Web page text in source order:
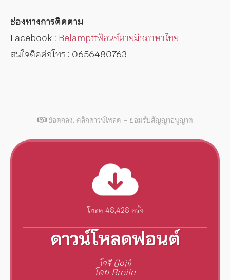
ช่องทางการติดตาม
Facebook : Belampttฟ้อนท์ลายมือภาษาไทย
สนใจติดต่อโทร : 0656480763
ข้อตกลง: คลิกดาวน์โหลด = ยอมรับสัญญาอนุญาต
โหลด 48,428 ครั้ง
ดาวน์โหลดฟอนต์
โจจิ (Joji)
โดย Breile